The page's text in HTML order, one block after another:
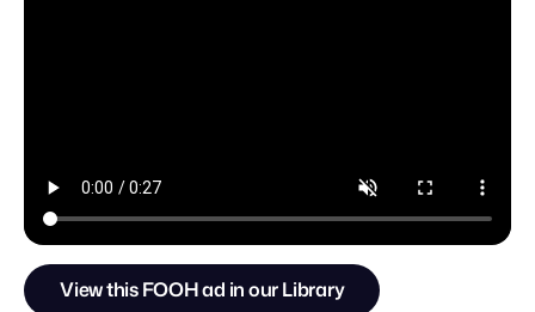
View this FOOH ad in our Library